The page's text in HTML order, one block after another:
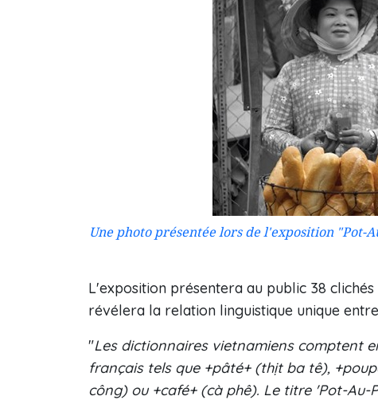
Une photo présentée lors de l'exposition "Pot-
L'exposition présentera au public 38
révélera la relation linguistique unique
"Les dictionnaires vietnamiens comptent
français tels que +pâté+ (thịt ba tê),
công) ou +café+ (cà phê). Le titre 'Pot-